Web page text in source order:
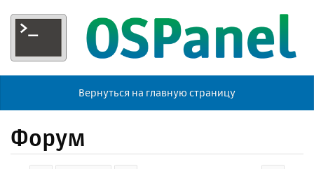
Вернуться на главную страницу
Форум